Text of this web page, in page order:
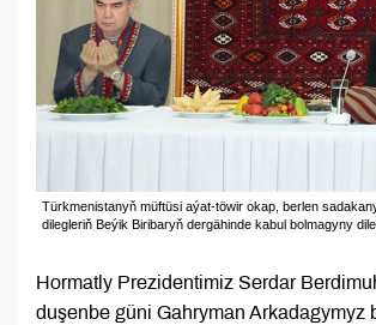
Türkmenistanyň müftüsi aýat-töwir okap, berlen
dilegleriň Beýik Biribaryň dergähinde kabul bolmagyny
Hormatly Prezidentimiz Serdar
duşenbe güni Gahryman Arkadagymyz